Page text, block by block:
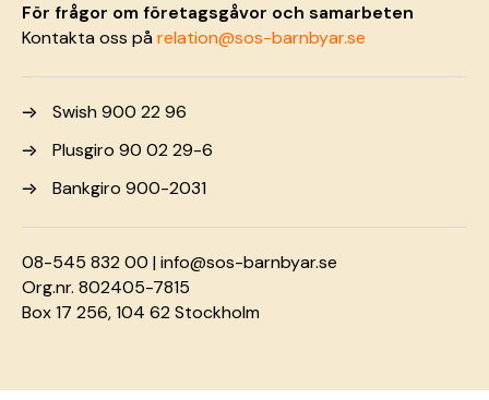
För frågor om företagsgåvor och samarbeten
Kontakta oss pårelation@sos-barnbyar.se
Swish 900 22 96
Plusgiro 90 02 29-6
Bankgiro 900-2031
08-545 832 00 |info@sos-barnbyar.se
Org.nr. 802405-7815
Box 17 256, 104 62 Stockholm